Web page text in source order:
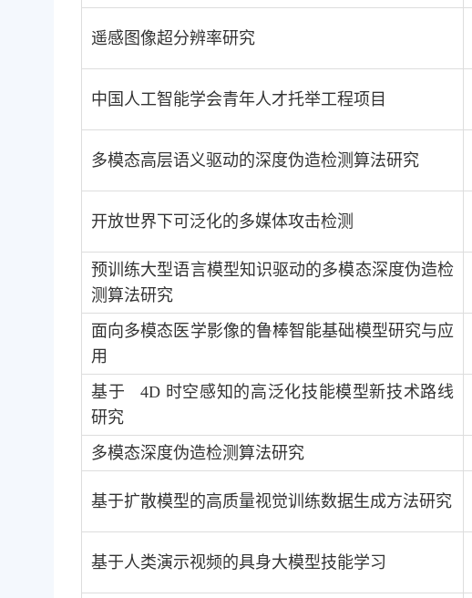
遥感图像超分辨率研究
中国人工智能学会青年人才托举工程项目
多模态高层语义驱动的深度伪造检测算法研究
开放世界下可泛化的多媒体攻击检测
预训练大型语言模型知识驱动的多模态深度伪造检
测算法研究
面向多模态医学影像的鲁棒智能基础模型研究与应
用
基于 4D 时空感知的高泛化技能模型新技术路线
研究
多模态深度伪造检测算法研究
基于扩散模型的高质量视觉训练数据生成方法研究
基于人类演示视频的具身大模型技能学习